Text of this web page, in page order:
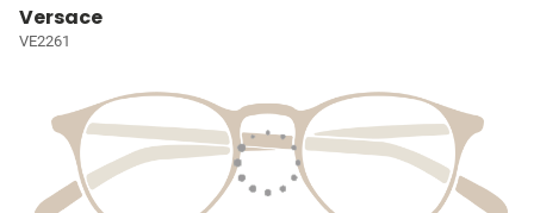
Versace
VE2261